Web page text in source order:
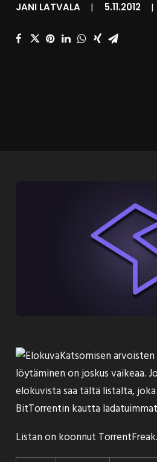
JANI LATVALA | 5.11.2012 |
Katsomisen
löytäminen on joskus vaikeaa.
elokuvista saa tältä listalta,
BitTorrentin kautta
Listan on koonnut TorrentFreak.